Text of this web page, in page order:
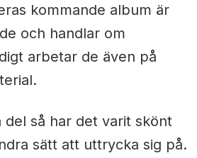
kommande album är
och handlar om
arbetar de även på
del så har det varit skönt
sätt att uttrycka sig på.